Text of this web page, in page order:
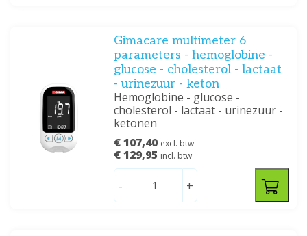
Gimacare multimeter 6
parameters - hemoglobine -
glucose - cholesterol - lactaat
- urinezuur - keton
Hemoglobine - glucose -
cholesterol - lactaat - urinezuur -
ketonen
€ 107,40 excl. btw
€ 129,95 incl. btw
- +